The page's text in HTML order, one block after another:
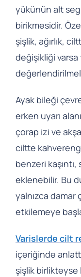
yükünün alt
birikmesidir.
şişlik, ağırlık,
değişikliği
Ayak bileği
erken uyarı
çorap izi ve
ciltte
benzeri
eklenebilir. Bu
yalnızca damar
etkilemeye
Varislerde cilt
içeriğinde
şişlik